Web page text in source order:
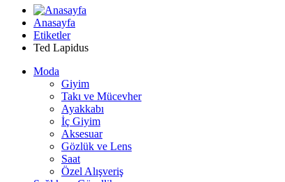
Anasayfa
Etiketler
Ted Lapidus
Moda
Giyim
Takı ve Mücevher
Ayakkabı
İç Giyim
Aksesuar
Gözlük ve Lens
Saat
Özel Alışveriş